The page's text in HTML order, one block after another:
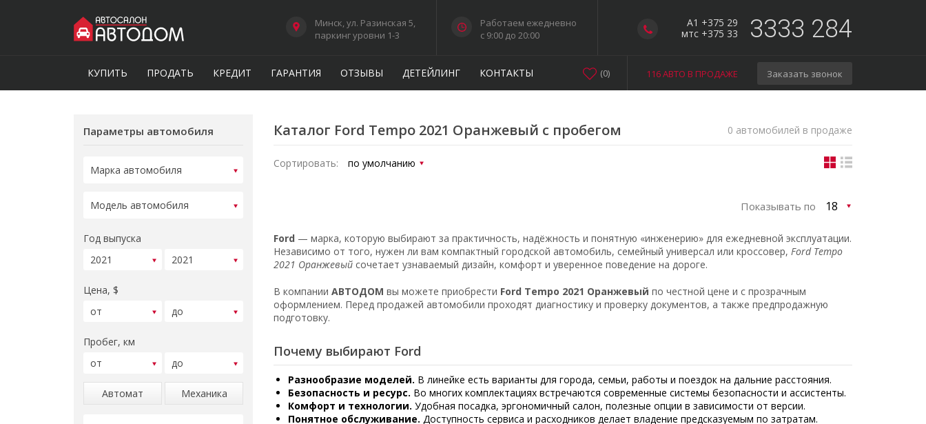
A1 +375 29
мтс +375 33
3333 284
Минск, ул. Разинская 5,
паркинг уровни 1-3
Работаем ежедневно
c 9:00 до 20:00
КУПИТЬ ПРОДАТЬ КРЕДИТ ГАРАНТИЯ ОТЗЫВЫ ДЕТЕЙЛИНГ КОНТАКТЫ 116 АВТО В ПРОДАЖЕ Заказать звонок
(0)
Параметры автомобиля
Год выпуска
Цена, $
Пробег, км
Автомат Механика
Каталог Ford Tempo 2021 Оранжевый с пробегом 0 автомобилей в продаже
Сортировать:
Показывать по
Ford — марка, которую выбирают за практичность, надёжность и понятную «инженерию» для ежедневной эксплуатации.
Независимо от того, нужен ли вам компактный городской автомобиль, семейный универсал или кроссовер, Ford Tempo
2021 Оранжевый сочетает узнаваемый дизайн, комфорт и уверенное поведение на дороге.
В компании АВТОДОМ вы можете приобрести Ford Tempo 2021 Оранжевый по честной цене и с прозрачным
оформлением. Перед продажей автомобили проходят диагностику и проверку документов, а также предпродажную
подготовку.
Почему выбирают Ford
Разнообразие моделей. В линейке есть варианты для города, семьи, работы и поездок на дальние расстояния.
Безопасность и ресурс. Во многих комплектациях встречаются современные системы безопасности и ассистенты.
Комфорт и технологии. Удобная посадка, эргономичный салон, полезные опции в зависимости от версии.
Понятное обслуживание. Доступность сервиса и расходников делает владение предсказуемым по затратам.